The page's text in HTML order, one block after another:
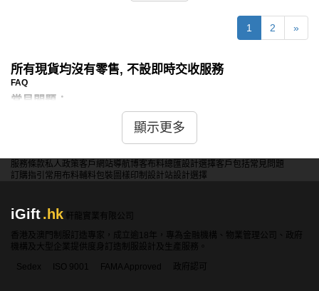
1 2 »
所有現貨均沒有零售, 不設即時交收服務
FAQ
常見問題：
問：現貨潛水衣是否有不同厚度可供選擇？
答：是的，iGift提供的現貨潛水衣有不同厚度可供選擇，包
括3毫米、5毫米和7毫米等，以適應不同水溫環境和潛水需
求。
問：現貨潛水衣是否有防曬功能？
答：是的，iGift的部分現貨潛水衣採用了防曬材料，能提供
有效的UV防護，保護皮膚在水面和水下活動時免受紫外線
顯示更多
服務條款私人政策客戶 網站導航博客布料總匯設計選擇客戶包括常見問題
訂購指引 常用布料輔料包裝 圖樣印制 設計站設計選擇
iGift.hk
軒龍實業有限公司
香港及澳門制服訂造專家，成立逾18年，專為金融機構、物業管理公司、政府
機構及大型企業提供度身訂造制服設計及生產服務。
Sedex
ISO 9001 FAMA Approved 政府認可